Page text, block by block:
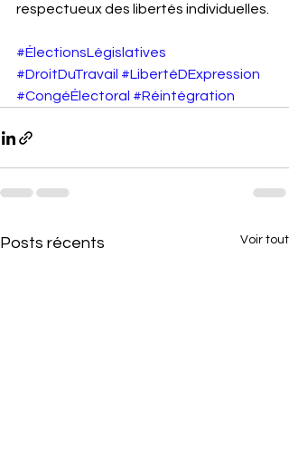
respectueux des libertés individuelles.
#ÉlectionsLégislatives
#DroitDuTravail #LibertéDExpression
#CongéÉlectoral #Réintégration
Posts récents Voir tout